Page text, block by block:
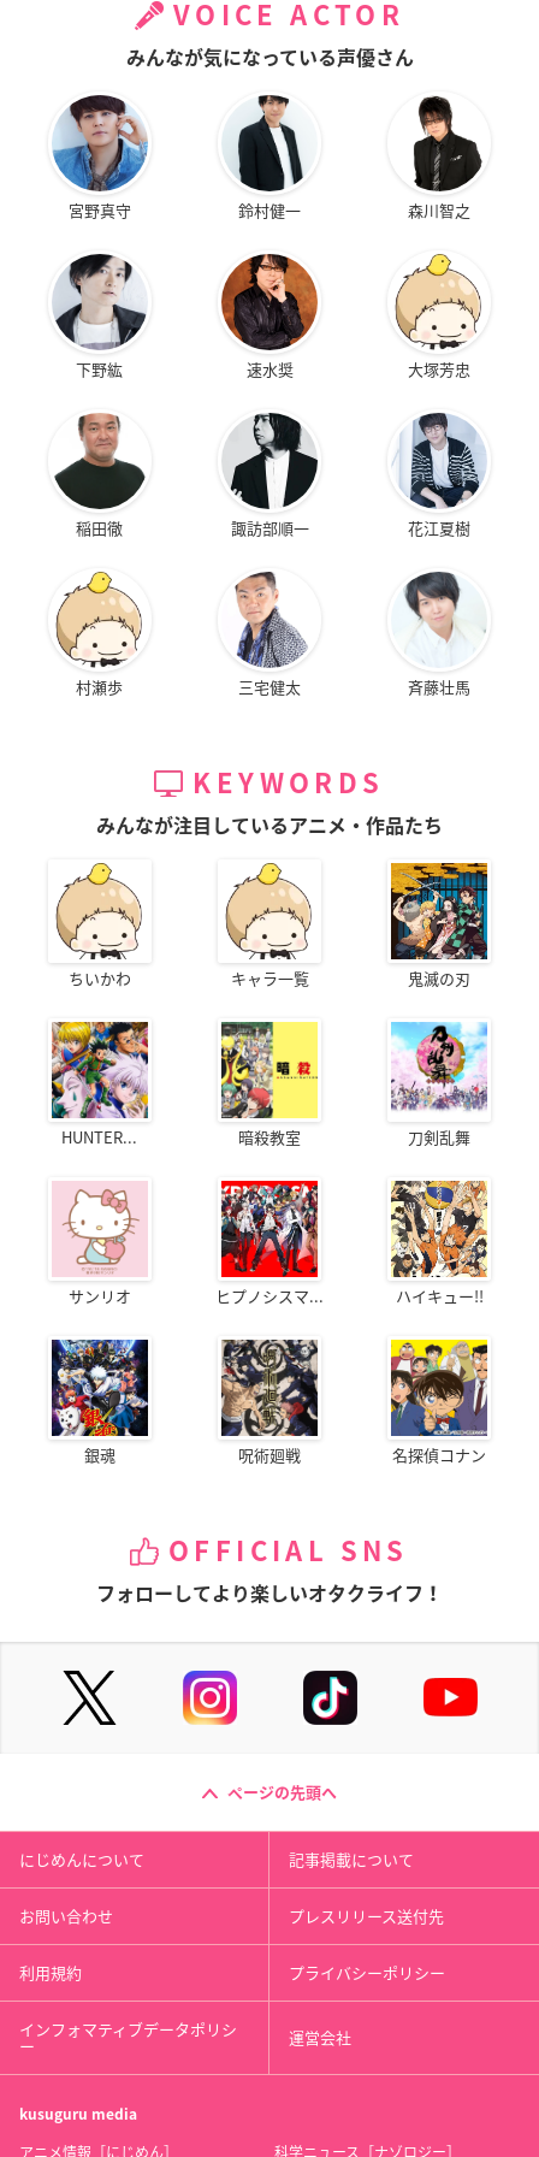
VOICE ACTOR
みんなが気になっている声優さん
宮野真守 鈴村健一 森川智之
下野紘 速水奨 大塚芳忠
稲田徹 諏訪部順一 花江夏樹
村瀬歩 三宅健太 斉藤壮馬
KEYWORDS
みんなが注目しているアニメ・作品たち
ちいかわ キャラ一覧 鬼滅の刃
HUNTER... 暗殺教室 刀剣乱舞
サンリオ ヒプノシスマ... ハイキュー!!
銀魂 呪術廻戦 名探偵コナン
OFFICIAL SNS
フォローしてより楽しいオタクライフ！
ページの先頭へ
にじめんについて 記事掲載について
お問い合わせ プレスリリース送付先
利用規約 プライバシーポリシー
インフォマティブデータポリシ
ー 運営会社
kusuguru media
アニメ情報［にじめん］ 科学ニュース［ナゾロジー］